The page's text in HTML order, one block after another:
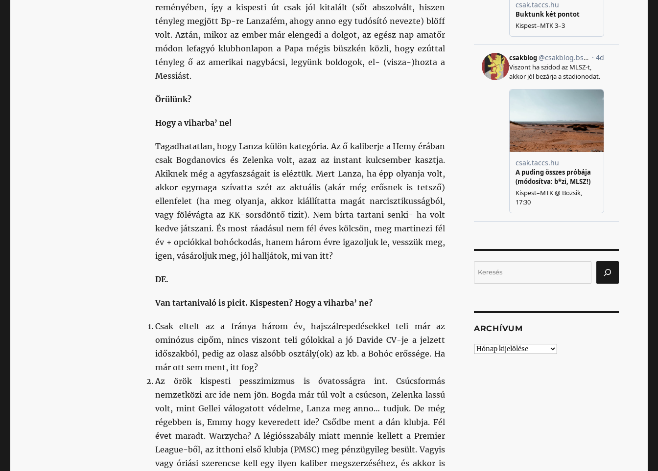
reményében, így a kispesti út csak jól kitalált (sőt abszolvált, hiszen
tényleg megjött Bp-re Lanzafém, ahogy anno egy tudósító nevezte) blöff
volt. Aztán, mikor az ember már elengedi a dolgot, az egész nap amatőr
módon lefagyó klubhonlapon a Papa mégis büszkén közli, hogy ezúttal
tényleg ő az amerikai nagybácsi, legyünk boldogok, el- (visza-)hozta a
Messiást.
Örülünk?
Hogy a viharba’ ne!
Tagadhatatlan, hogy Lanza külön kategória. Az ő kaliberje a Hemy érában
csak Bogdanovics és Zelenka volt, azaz az instant kulcsember kasztja.
Akiknek még a agyfaszságait is eléztük. Mert Lanza, ha épp olyanja volt,
akkor egymaga szívatta szét az aktuális (akár még erősnek is tetsző)
ellenfelet (ha meg olyanja, akkor kiállítatta magát narcisztikusságból,
vagy fölévágta az KK-sorsdöntő tizit). Nem bírta tartani senki- ha volt
kedve játszani. És most ráadásul nem fél éves kölcsön, meg martinezi fél
év + opciókkal bohóckodás, hanem három évre igazoljuk le, vesszük meg,
igen, vásároljuk meg, jól halljátok, mi van itt?
DE.
Van tartanivaló is picit. Kispesten? Hogy a viharba’ ne?
Csak eltelt az a fránya három év, hajszálrepedésekkel teli már az
ominózus cipőm, nincs viszont teli gólokkal a jó Davide CV-je a jelzett
időszakból, pedig az olasz alsóbb osztály(ok) az kb. a Bohóc erőssége. Ha
már ott sem ment, itt fog?
Az örök kispesti pesszimizmus is óvatosságra int. Csúcsformás
nemzetközi arc ide nem jön. Bogda már túl volt a csúcson, Zelenka lassú
volt, mint Gellei válogatott védelme, Lanza meg anno… tudjuk. De még
régebben is, Emmy hogy keveredett ide? Csődbe ment a dán klubja. Fél
évet maradt. Warzycha? A légiósszabály miatt mennie kellett a Premier
League-ből, az itthoni első klubja (PMSC) meg pénzügyileg besült. Vagyis
vagy óriási szerencse kell egy ilyen kaliber megszerzéséhez, és akkor is
ARCHÍVUM
Archívum